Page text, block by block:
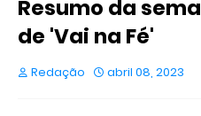
Resumo da
de 'Vai na Fé'
Redação abril 08, 2023